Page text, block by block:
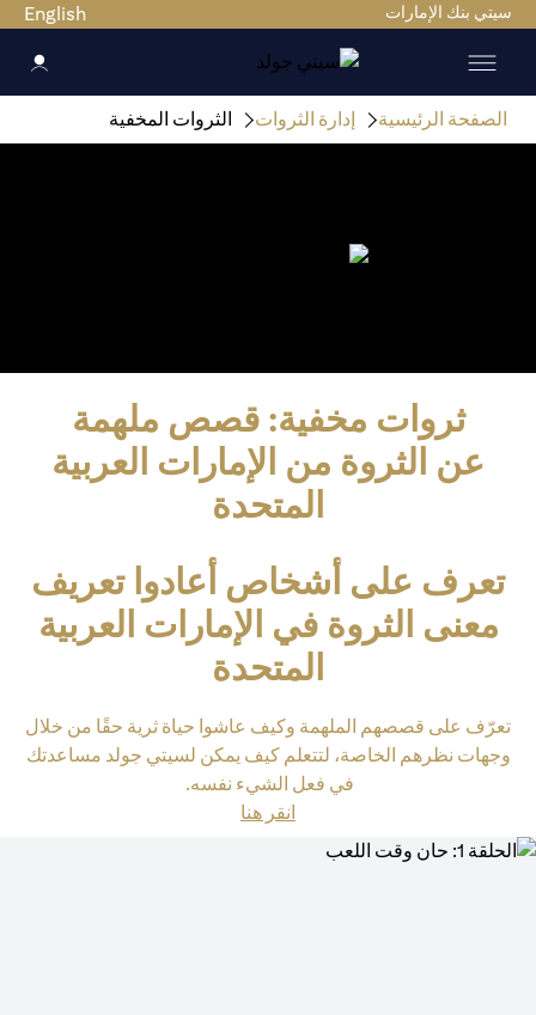
سيتي بنك الإمارات English
الصفحة الرئيسية إدارة الثروات الثروات المخفية
ثروات مخفية: قصص ملهمة
عن الثروة من الإمارات العربية
المتحدة
تعرف على أشخاص أعادوا تعريف
معنى الثروة في الإمارات العربية
المتحدة
تعرّف على قصصهم الملهمة وكيف عاشوا حياة ثرية حقًا من خلال
وجهات نظرهم الخاصة، لتتعلم كيف يمكن لسيتي جولد مساعدتك
في فعل الشيء نفسه.
انقر هنا